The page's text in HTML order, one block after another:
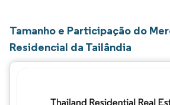
Tamanho e Participação do
Residencial da Tailândia